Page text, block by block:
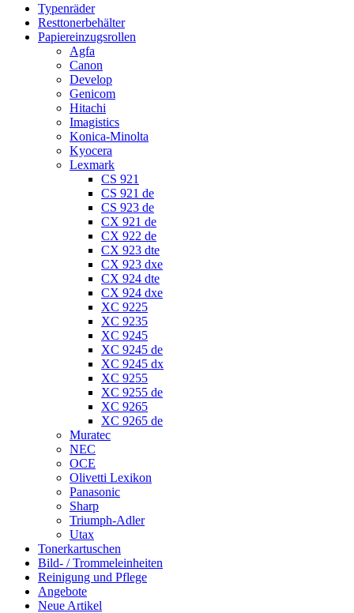
Typenräder
Resttonerbehälter
Papiereinzugsrollen
Agfa
Canon
Develop
Genicom
Hitachi
Imagistics
Konica-Minolta
Kyocera
Lexmark
CS 921
CS 921 de
CS 923 de
CX 921 de
CX 922 de
CX 923 dte
CX 923 dxe
CX 924 dte
CX 924 dxe
XC 9225
XC 9235
XC 9245
XC 9245 de
XC 9245 dx
XC 9255
XC 9255 de
XC 9265
XC 9265 de
Muratec
NEC
OCE
Olivetti Lexikon
Panasonic
Sharp
Triumph-Adler
Utax
Tonerkartuschen
Bild- / Trommeleinheiten
Reinigung und Pflege
Angebote
Neue Artikel